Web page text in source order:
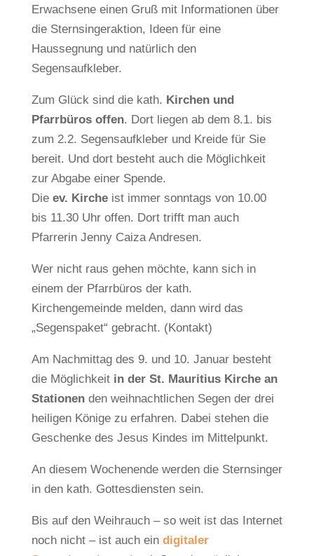
Erwachsene einen Gruß mit Informationen über
die Sternsingeraktion, Ideen für eine
Haussegnung und natürlich den
Segensaufkleber.
Zum Glück sind die kath. Kirchen und
Pfarrbüros offen. Dort liegen ab dem 8.1. bis
zum 2.2. Segensaufkleber und Kreide für Sie
bereit. Und dort besteht auch die Möglichkeit
zur Abgabe einer Spende.
Die ev. Kircheist immer sonntags von 10.00
bis 11.30 Uhr offen. Dort trifft man auch
Pfarrerin Jenny Caiza Andresen.
Wer nicht raus gehen möchte, kann sich in
einem der Pfarrbüros der kath.
Kirchengemeinde melden, dann wird das
„Segenspaket“ gebracht. (Kontakt)
Am Nachmittag des 9. und 10. Januar besteht
die Möglichkeit in der St. Mauritius Kirche an
Stationenden weihnachtlichen Segen der drei
heiligen Könige zu erfahren. Dabei stehen die
Geschenke des Jesus Kindes im Mittelpunkt.
An diesem Wochenende werden die Sternsinger
in den kath. Gottesdiensten sein.
Bis auf den Weihrauch – so weit ist das Internet
noch nicht – ist auch ein digitaler